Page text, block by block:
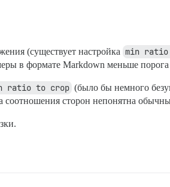
(существует настройка min
в формате Markdown меньше порога
ratio to crop (было бы немного
соотношения сторон непонятна